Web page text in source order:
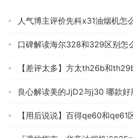
人气博主评价先科x31油烟机怎
口碑解读海尔328和329区别怎
良心解读美的JjD2与j30 哪款好